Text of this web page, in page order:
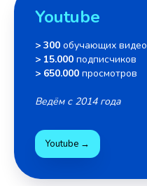
Youtube
> 300 обучающих видео
> 15.000 подписчиков
> 650.000 просмотров
Ведём с 2014 года
Youtube →